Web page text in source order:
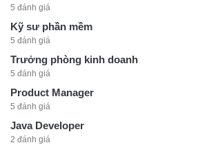
5 đánh giá
Kỹ sư phần mềm
5 đánh giá
Trưởng phòng kinh doanh
5 đánh giá
Product Manager
5 đánh giá
Java Developer
2 đánh giá